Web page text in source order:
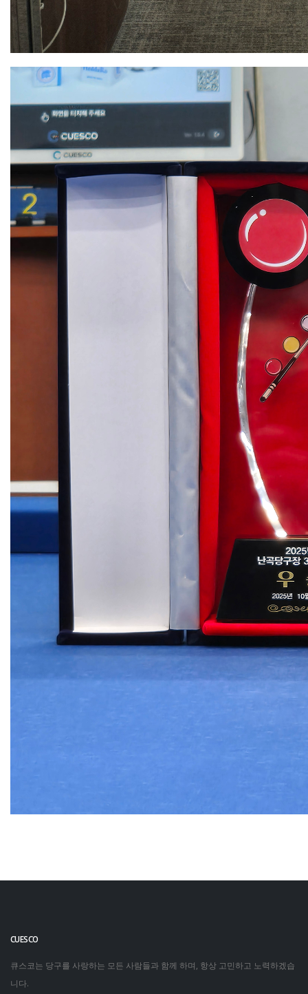
CUESCO
큐스코는 당구를 사랑하는 모든 사람들과 함께 하며, 항상 고민하고 노력하겠습
니다.